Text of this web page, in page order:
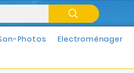
Photos Electroménager